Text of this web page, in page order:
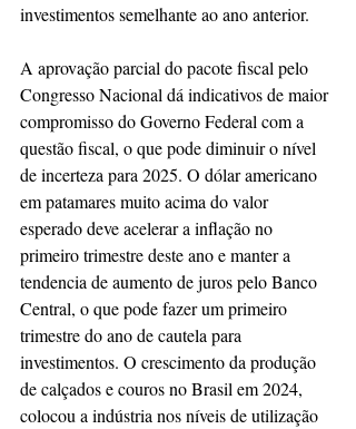
investimentos semelhante ao ano anterior.
A aprovação parcial do pacote fiscal pelo
Congresso Nacional dá indicativos de maior
compromisso do Governo Federal com a
questão fiscal, o que pode diminuir o nível
de incerteza para 2025. O dólar americano
em patamares muito acima do valor
esperado deve acelerar a inflação no
primeiro trimestre deste ano e manter a
tendencia de aumento de juros pelo Banco
Central, o que pode fazer um primeiro
trimestre do ano de cautela para
investimentos. O crescimento da produção
de calçados e couros no Brasil em 2024,
colocou a indústria nos níveis de utilização